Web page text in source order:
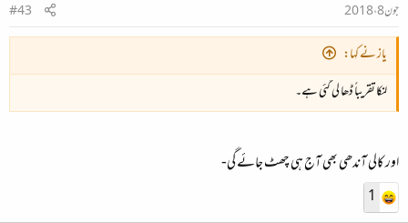
جون 8، 2018
#43
یاز نے کہا:
لنکا تقریباً ڈھا لی گئی ہے۔
اور کالی آندھی بھی آج ہی چھٹ جائے گی-
1